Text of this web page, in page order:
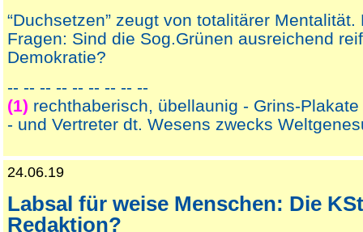
“Duchsetzen” zeugt von totalitärer
Fragen: Sind die Sog.Grünen ausreichend
Demokratie?
-- -- -- -- -- -- -- -- --
(1) rechthaberisch, übellaunig - Grins-
- und Vertreter dt. Wesens zwecks
24.06.19
Labsal für weise Menschen: Die
Redaktion?